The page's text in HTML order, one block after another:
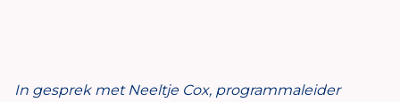
In gesprek met Neeltje Cox, programmaleider